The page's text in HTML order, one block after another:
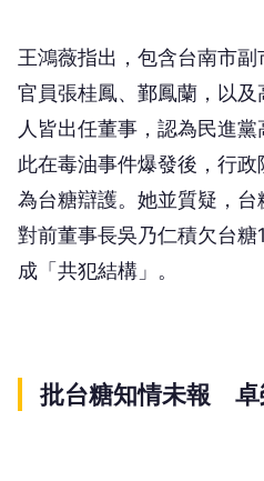
王鴻薇指出，包含台南市
官員張桂鳳、鄞鳳蘭，以
人皆出任董事，認為民進
此在毒油事件爆發後，行
為台糖辯護。她並質疑，台
對前董事長吳乃仁積欠台糖
成「共犯結構」。
批台糖知情未報 卓